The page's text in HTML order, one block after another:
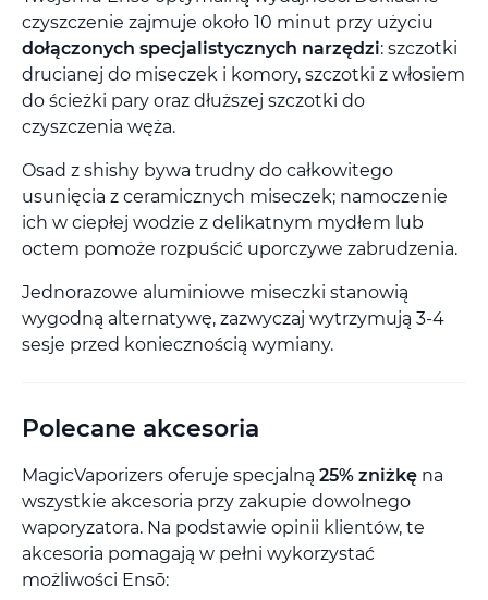
czyszczenie zajmuje około 10 minut przy użyciu
dołączonych specjalistycznych narzędzi: szczotki
drucianej do miseczek i komory, szczotki z włosiem
do ścieżki pary oraz dłuższej szczotki do
czyszczenia węża.
Osad z shishy bywa trudny do całkowitego
usunięcia z ceramicznych miseczek; namoczenie
ich w ciepłej wodzie z delikatnym mydłem lub
octem pomoże rozpuścić uporczywe zabrudzenia.
Jednorazowe aluminiowe miseczki stanowią
wygodną alternatywę, zazwyczaj wytrzymują 3-4
sesje przed koniecznością wymiany.
Polecane akcesoria
MagicVaporizers oferuje specjalną 25% zniżkę na
wszystkie akcesoria przy zakupie dowolnego
waporyzatora. Na podstawie opinii klientów, te
akcesoria pomagają w pełni wykorzystać
możliwości Ensō: